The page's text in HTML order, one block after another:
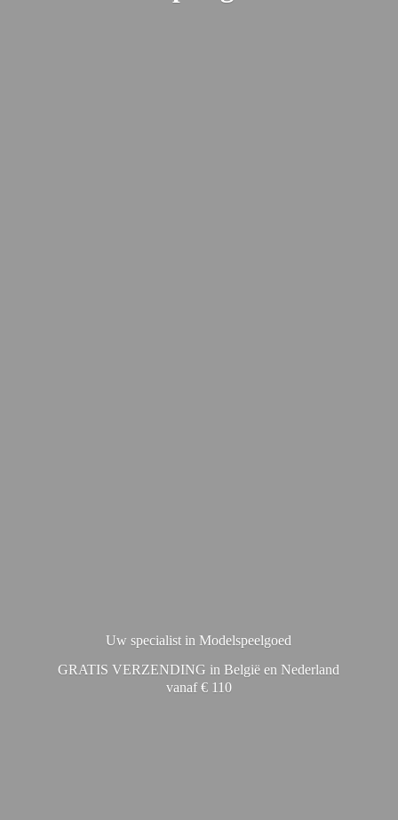
Uw specialist in Modelspeelgoed
GRATIS VERZENDING in België en Nederland
vanaf € 110